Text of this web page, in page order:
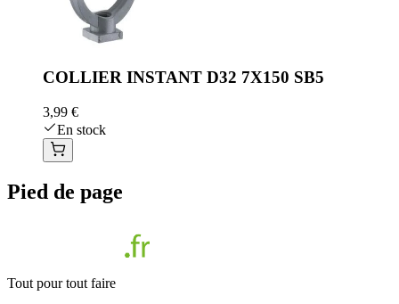
COLLIER INSTANT D32 7X150 SB5
3,99 €
En stock
Pied de page
Tout pour tout faire